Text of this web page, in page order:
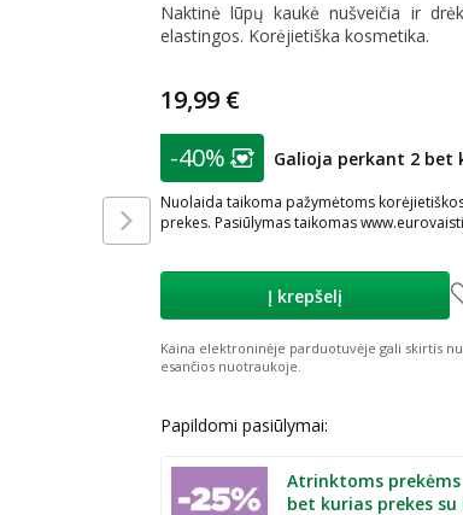
Naktinė lūpų kaukė nušveičia ir
elastingos. Korėjietiška kosmetika.
19,99 €
patarimas
Lojalumo klubo narių
-40% Galioja perkant 2 bet
Nuolaida taikoma pažymėtoms
prekes. Pasiūlymas taikomas
Į krepšelį
Kaina elektroninėje parduotuvėje gali skirtis
esančios nuotraukoje.
Papildomi pasiūlymai:
Atrinktoms
bet kurias prekes su